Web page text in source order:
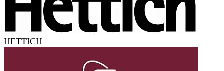
HETTICH